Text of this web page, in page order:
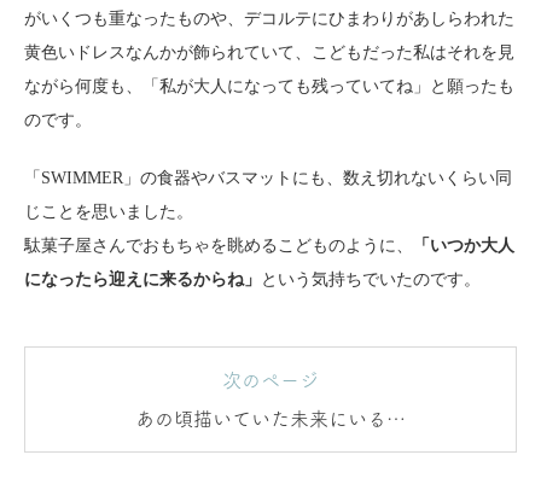
がいくつも重なったものや、デコルテにひまわりがあしらわれた
黄色いドレスなんかが飾られていて、こどもだった私はそれを見
ながら何度も、「私が大人になっても残っていてね」と願ったも
のです。
「SWIMMER」の食器やバスマットにも、数え切れないくらい同
じことを思いました。
駄菓子屋さんでおもちゃを眺めるこどものように、
「いつか大人
になったら迎えに来るからね」 という気持ちでいたのです。
次のページ
あの頃描いていた未来にいるの
に…